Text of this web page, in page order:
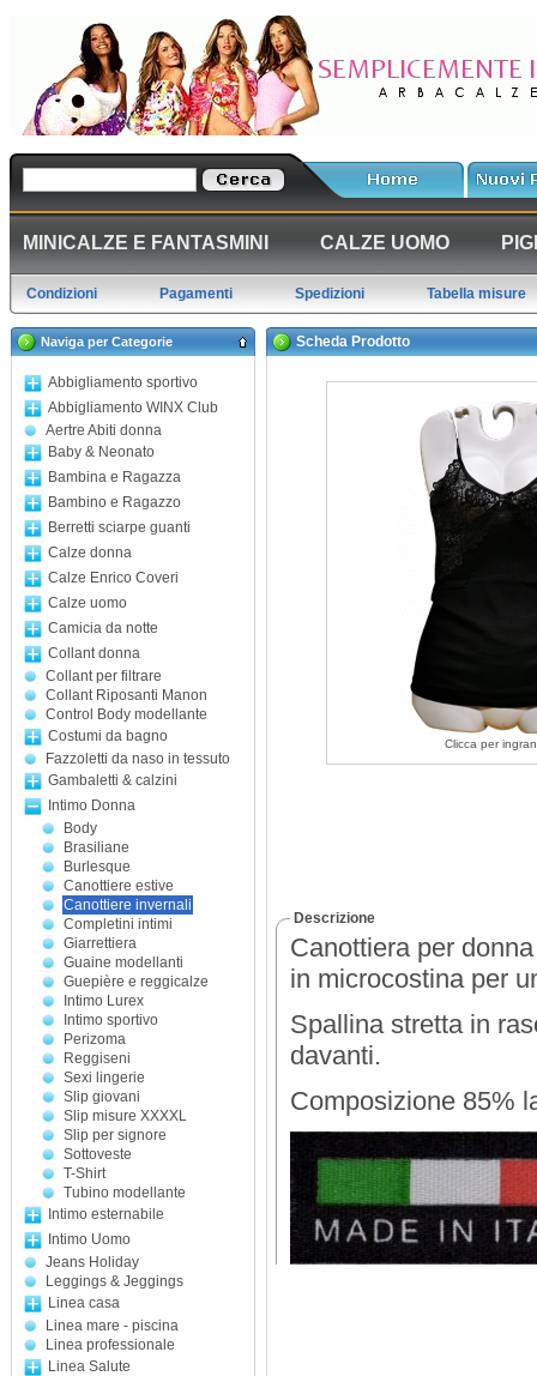
MINICALZE E FANTASMINI CALZE UOMO
Condizioni Pagamenti Spedizioni Tabella misure
Naviga per Categorie
Abbigliamento sportivo
Abbigliamento WINX Club
Aertre Abiti donna
Baby & Neonato
Bambina e Ragazza
Bambino e Ragazzo
Berretti sciarpe guanti
Calze donna
Calze Enrico Coveri
Calze uomo
Camicia da notte
Collant donna
Collant per filtrare
Collant Riposanti Manon
Control Body modellante
Costumi da bagno
Fazzoletti da naso in tessuto
Gambaletti & calzini
Intimo Donna
Body
Brasiliane
Burlesque
Canottiere estive
Canottiere invernali
Completini intimi
Giarrettiera
Guaine modellanti
Guepière e reggicalze
Intimo Lurex
Intimo sportivo
Perizoma
Reggiseni
Sexi lingerie
Slip giovani
Slip misure XXXXL
Slip per signore
Sottoveste
T-Shirt
Tubino modellante
Intimo esternabile
Intimo Uomo
Jeans Holiday
Leggings & Jeggings
Linea casa
Linea mare - piscina
Linea professionale
Linea Salute
Scheda Prodotto
Clicca per
Descrizione
Canottiera per
in microcostina per
Spallina stretta in
davanti.
Composizione 85%